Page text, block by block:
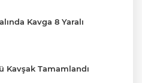
Kavga 8 Yaralı
Kavşak Tamamlandı